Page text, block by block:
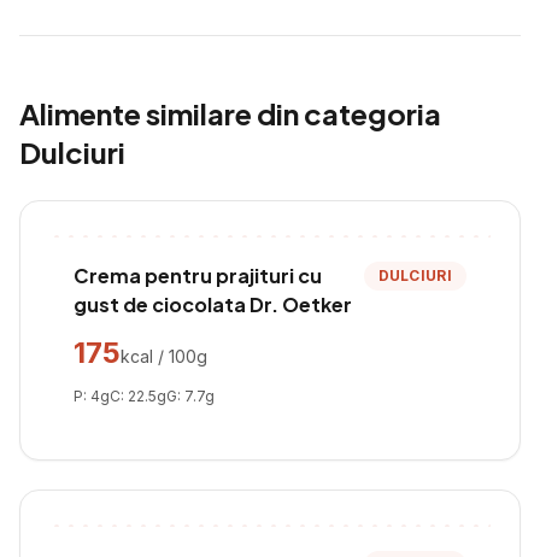
Alimente similare din categoria
Dulciuri
Crema pentru prajituri cu
gust de ciocolata Dr. Oetker
DULCIURI
175kcal / 100g
P: 4gC: 22.5gG: 7.7g